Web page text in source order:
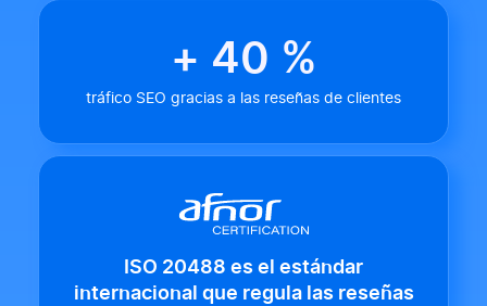
+ 40 %
tráfico SEO gracias a las reseñas de clientes
ISO 20488 es el estándar
internacional que regula las reseñas